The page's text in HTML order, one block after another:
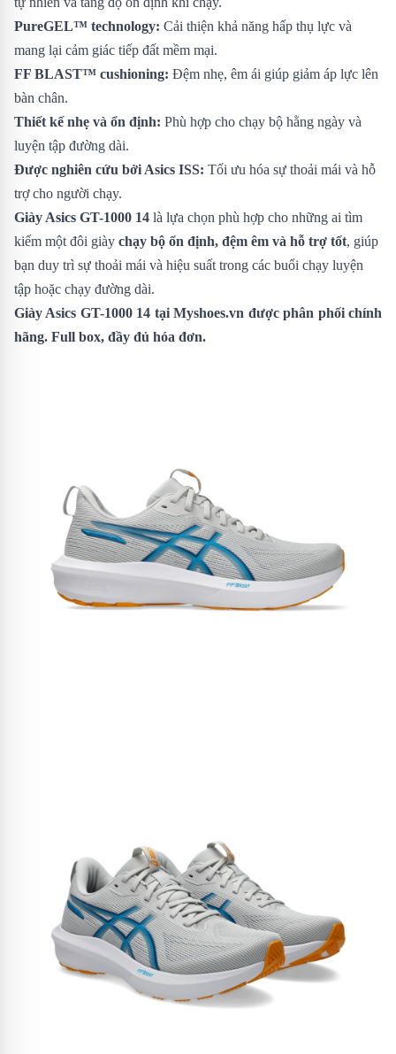
PureGEL™ technology: Cải thiện khả năng hấp thụ lực và
mang lại cảm giác tiếp đất mềm mại.
FF BLAST™ cushioning: Đệm nhẹ, êm ái giúp giảm áp lực lên
bàn chân.
Thiết kế nhẹ và ổn định: Phù hợp cho chạy bộ hằng ngày và
luyện tập đường dài.
Được nghiên cứu bởi Asics ISS: Tối ưu hóa sự thoải mái và hỗ
trợ cho người chạy.
Giày Asics GT-1000 14 là lựa chọn phù hợp cho những ai tìm
kiếm một đôi giày chạy bộ ổn định, đệm êm và hỗ trợ tốt, giúp
bạn duy trì sự thoải mái và hiệu suất trong các buổi chạy luyện
tập hoặc chạy đường dài.
Giày Asics GT-1000 14 tại Myshoes.vn được phân phối chính
hãng. Full box, đầy đủ hóa đơn.